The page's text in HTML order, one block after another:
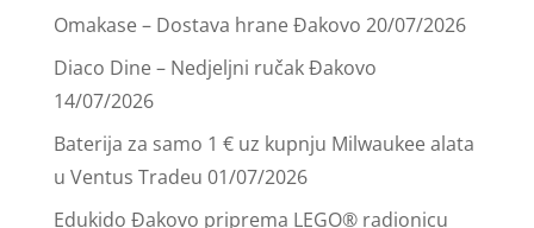
Omakase – Dostava hrane Đakovo 20/07/2026
Diaco Dine – Nedjeljni ručak Đakovo
14/07/2026
Baterija za samo 1 € uz kupnju Milwaukee alata
u Ventus Tradeu 01/07/2026
Edukido Đakovo priprema LEGO® radionicu